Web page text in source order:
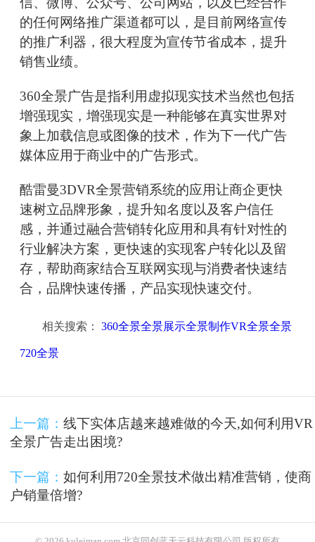
的任何网络推广渠道都可以，是目前网络宣传
的推广利器，很大程度为宣传节省成本，提升
销售业绩。
360全景广告是指利用虚拟现实技术当然也包括
增强现实，增强现实是一种能够在真实世界对
象上加载信息或图像的技术，作为下一代广告
媒体应用于商业中的广告形式。
酷雷曼3DVR全景营销系统的应用让商企更快
速树立品牌形象，提升知名度以及客户信任
感，并通过融合营销转化应用和具有针对性的
行业解决方案，更快速的实现客户转化以及留
存，帮助商家结合互联网实现与消费者快速结
合，品牌快速传播，产品实现快速交付。
相关搜索： 360全景全景展示全景制作VR全景全景
720全景
上一篇： 线下实体店越来越难做的今天,如何利用VR
全景广告走出困境?
下一篇： 如何利用720全景技术做出精准营销，使商
户销量倍增?